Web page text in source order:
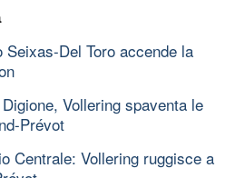
Del Toro accende la
Vollering spaventa le
Prévot
Centrale: Vollering ruggisce a